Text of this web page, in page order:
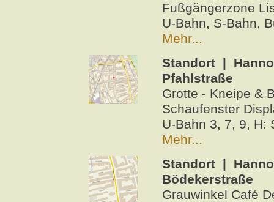
Fußgängerzone
U-Bahn, S-Bahn,
Mehr...
Standort |
Pfahlstraße
Grotte - Kneipe &
Schaufenster
U-Bahn 3, 7, 9, H:
Mehr...
Standort |
Bödekerstraße
Grauwinkel Café